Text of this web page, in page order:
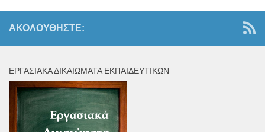
ΑΚΟΛΟΥΘΉΣΤΕ:
ΕΡΓΑΣΙΑΚΆ ΔΙΚΑΙΏΜΑΤΑ ΕΚΠΑΙΔΕΥΤΙΚΏΝ